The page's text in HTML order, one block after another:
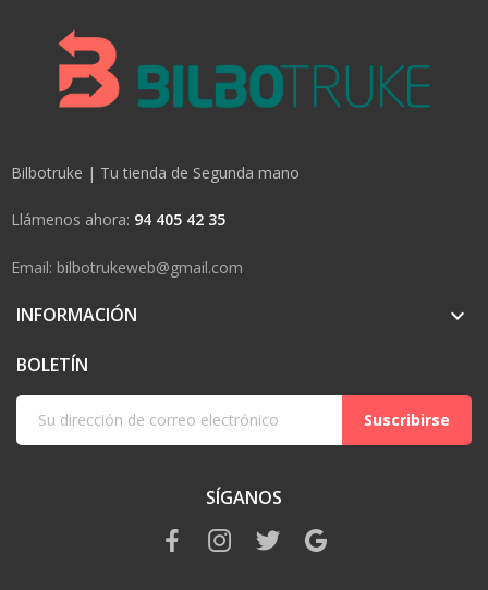
Bilbotruke | Tu tienda de Segunda mano
Llámenos ahora: 94 405 42 35
Email: bilbotrukeweb@gmail.com
INFORMACIÓN 
BOLETÍN
Suscribirse
SÍGANOS